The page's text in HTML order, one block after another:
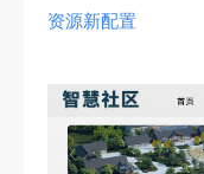
资源新配置